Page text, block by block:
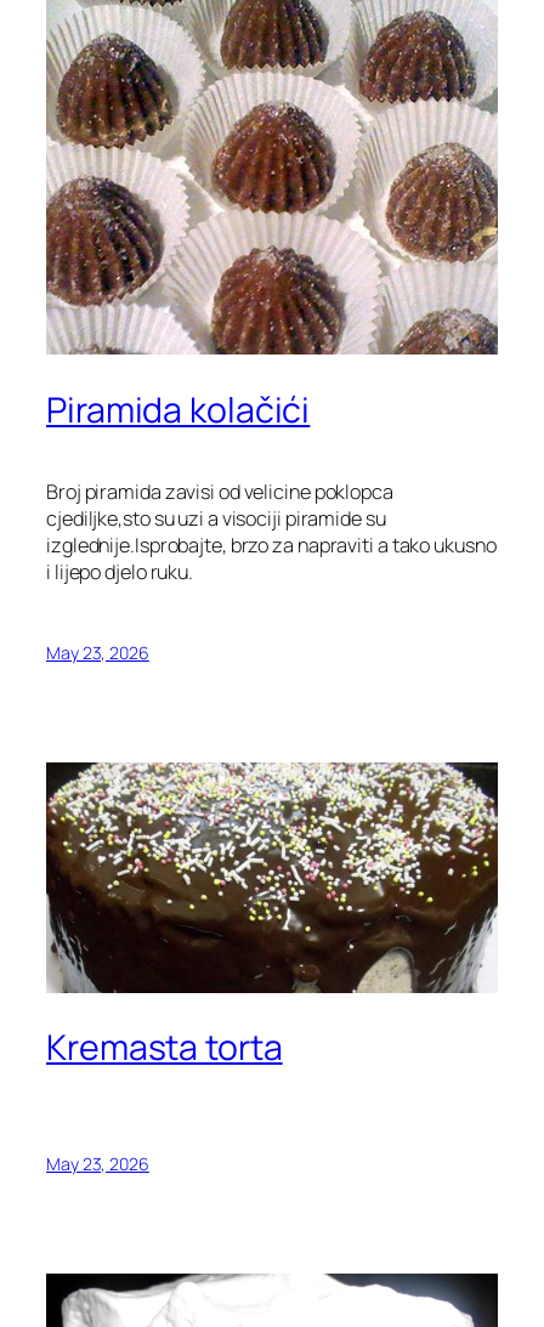
Piramida kolačići
Broj piramida zavisi od velicine poklopca
cjediljke,sto su uzi a visociji piramide su
izglednije.Isprobajte, brzo za napraviti a tako ukusno
i lijepo djelo ruku.
May 23, 2026
Kremasta torta
May 23, 2026